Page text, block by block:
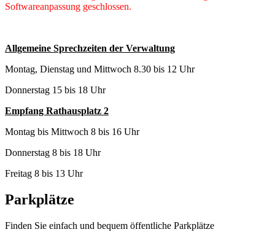
Softwareanpassung geschlossen.
Allgemeine Sprechzeiten der Verwaltung
Montag, Dienstag und Mittwoch 8.30 bis 12 Uhr
Donnerstag 15 bis 18 Uhr
Empfang Rathausplatz 2
Montag bis Mittwoch 8 bis 16 Uhr
Donnerstag 8 bis 18 Uhr
Freitag 8 bis 13 Uhr
Parkplätze
Finden Sie einfach und bequem öffentliche Parkplätze